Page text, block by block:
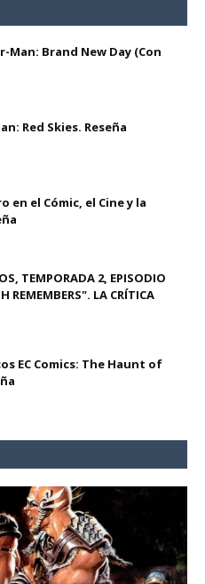
Man: Brand New Day (Con
Red Skies. Reseña
en el Cómic, el Cine y la
TEMPORADA 2, EPISODIO
REMEMBERS". LA CRÍTICA
EC Comics: The Haunt of